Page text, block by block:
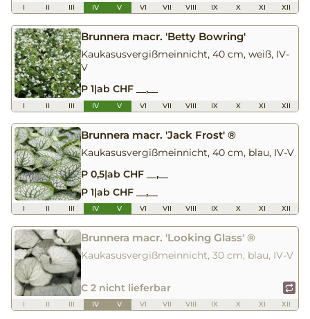
I II III IV V VI VII VIII IX X XI XII
Brunnera macr. 'Betty Bowring'
Kaukasusvergißmeinnicht, 40 cm, weiß, IV-
V
P 1|ab CHF __,__
I II III IV V VI VII VIII IX X XI XII
Brunnera macr. 'Jack Frost' ®
Kaukasusvergißmeinnicht, 40 cm, blau, IV-V
P 0,5|ab CHF __,__
P 1|ab CHF __,__
I II III IV V VI VII VIII IX X XI XII
Brunnera macr. 'Looking Glass' ®
Kaukasusvergißmeinnicht, 30 cm, blau, IV-V
C 2 nicht lieferbar
I II III IV V VI VII VIII IX X XI XII